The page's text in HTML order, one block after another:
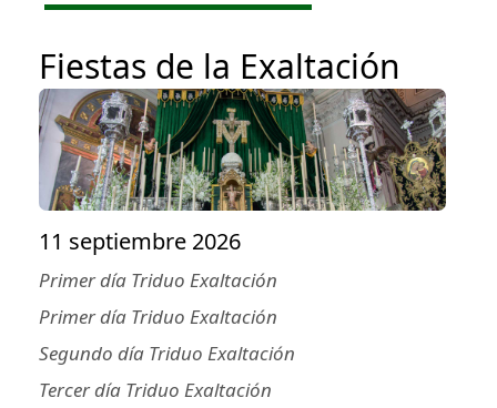
Sra.
del
Rosario
Fiestas de la Exaltación
11 septiembre 2026
Primer día Triduo Exaltación
Primer día Triduo Exaltación
Segundo día Triduo Exaltación
Tercer día Triduo Exaltación